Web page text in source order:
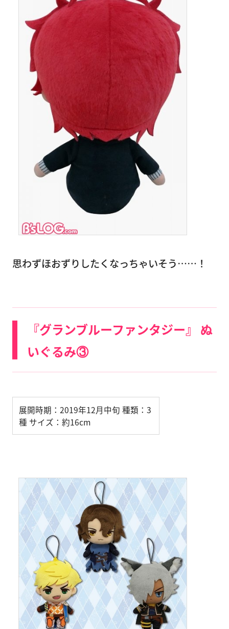
思わずほおずりしたくなっちゃいそう……！
『グランブルーファンタジー』 ぬ
いぐるみ③
展開時期：2019年12月中旬 種類：3
種 サイズ：約16cm